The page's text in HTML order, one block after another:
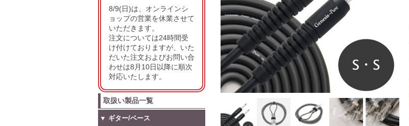
8/9(日)は、オンラインシ
ョップの営業を休業させて
いただきます。
注文については24時間受
け付けておりますが、いた
だいた注文およびお問い合
わせは8月10日以降に順次
対応いたします。
取扱い製品一覧
▼ ギター/ベース